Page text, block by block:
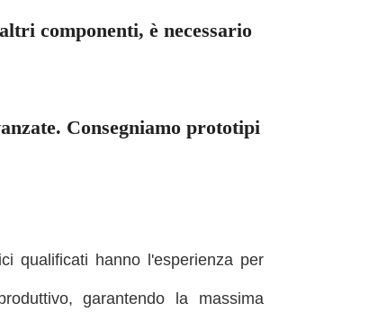
componenti, è necessario
Consegniamo prototipi
qualificati hanno l'esperienza per
garantendo la massima